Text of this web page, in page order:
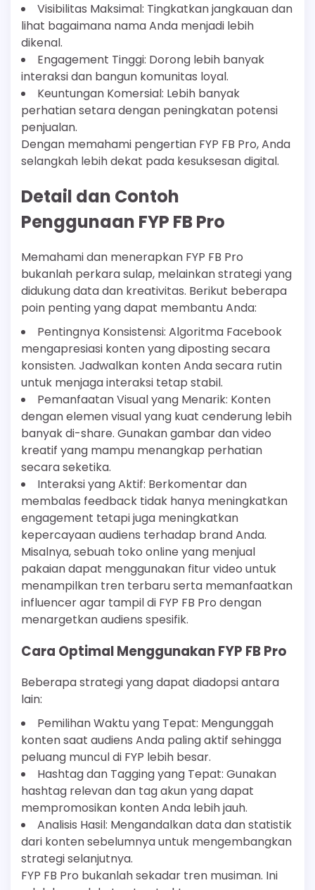
Visibilitas Maksimal: Tingkatkan jangkauan dan
lihat bagaimana nama Anda menjadi lebih
dikenal.
Engagement Tinggi: Dorong lebih banyak
interaksi dan bangun komunitas loyal.
Keuntungan Komersial: Lebih banyak
perhatian setara dengan peningkatan potensi
penjualan.
Dengan memahami pengertian FYP FB Pro, Anda
selangkah lebih dekat pada kesuksesan digital.
Detail dan Contoh
Penggunaan FYP FB Pro
Memahami dan menerapkan FYP FB Pro
bukanlah perkara sulap, melainkan strategi yang
didukung data dan kreativitas. Berikut beberapa
poin penting yang dapat membantu Anda:
Pentingnya Konsistensi: Algoritma Facebook
mengapresiasi konten yang diposting secara
konsisten. Jadwalkan konten Anda secara rutin
untuk menjaga interaksi tetap stabil.
Pemanfaatan Visual yang Menarik: Konten
dengan elemen visual yang kuat cenderung lebih
banyak di-share. Gunakan gambar dan video
kreatif yang mampu menangkap perhatian
secara seketika.
Interaksi yang Aktif: Berkomentar dan
membalas feedback tidak hanya meningkatkan
engagement tetapi juga meningkatkan
kepercayaan audiens terhadap brand Anda.
Misalnya, sebuah toko online yang menjual
pakaian dapat menggunakan fitur video untuk
menampilkan tren terbaru serta memanfaatkan
influencer agar tampil di FYP FB Pro dengan
menargetkan audiens spesifik.
Cara Optimal Menggunakan FYP FB Pro
Beberapa strategi yang dapat diadopsi antara
lain:
Pemilihan Waktu yang Tepat: Mengunggah
konten saat audiens Anda paling aktif sehingga
peluang muncul di FYP lebih besar.
Hashtag dan Tagging yang Tepat: Gunakan
hashtag relevan dan tag akun yang dapat
mempromosikan konten Anda lebih jauh.
Analisis Hasil: Mengandalkan data dan statistik
dari konten sebelumnya untuk mengembangkan
strategi selanjutnya.
FYP FB Pro bukanlah sekadar tren musiman. Ini